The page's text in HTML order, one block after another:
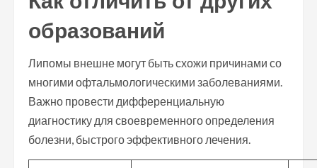
образований
Липомы внешне могут быть схожи причинами со
многими офтальмологическими заболеваниями.
Важно провести дифференциальную
диагностику для своевременного определения
болезни, быстрого эффективного лечения.